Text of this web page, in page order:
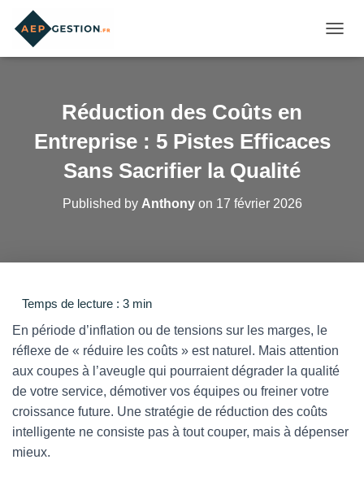
Réduction des Coûts en
Entreprise : 5 Pistes Efficaces
Sans Sacrifier la Qualité
Published by Anthonyon 17 février 2026
En période d’inflation ou de tensions sur les marges, le
réflexe de « réduire les coûts » est naturel. Mais attention
aux coupes à l’aveugle qui pourraient dégrader la qualité
de votre service, démotiver vos équipes ou freiner votre
croissance future. Une stratégie de réduction des coûts
intelligente ne consiste pas à tout couper, mais à dépenser
mieux.